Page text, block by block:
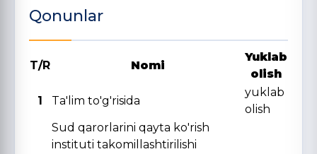
Qonunlar
T/R Nomi
Yuklab
olish
1
Ta'lim to'g'risida
yuklab
olish
Sud qarorlarini qayta ko'rish
instituti takomillashtirilishi